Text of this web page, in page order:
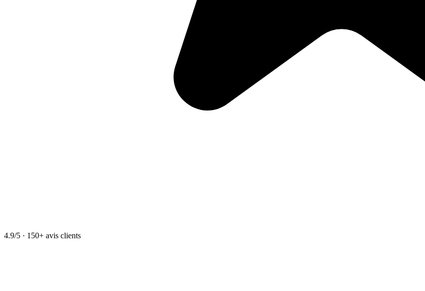
4.9/5 · 150+ avis clients